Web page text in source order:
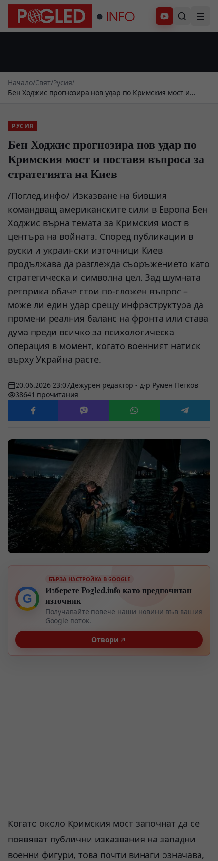
Абонирай се
Начало/Свят/Русия/
Бен Ходжис прогнозира нов удар по Кримския мост и
РУСИЯ
Бен Ходжис прогнозира нов удар по
Кримския мост и поставя въпроса за
стратегията на Киев
/Поглед.инфо/ Изказване на бившия
командващ американските сили в Европа Бен
Ходжис върна темата за Кримския мост в
центъра на войната. Според публикации в
руски и украински източници Киев
продължава да разглежда съоръжението като
стратегическа и символна цел. Зад шумната
реторика обаче стои по-сложен въпрос –
може ли един удар срещу инфраструктура да
промени реалния баланс на фронта или става
дума преди всичко за психологическа
операция в момент, когато военният натиск
върху Украйна расте.
20.06.2026 23:07Дежурен редактор - д-р Румен Петков
38641 прочитания
G
БЪРЗА НАСТРОЙКА В GOOGLE
Изберете Pogled.info като предпочитан
източник
Получавайте повече наши новини във вашия
Google поток.
Отвори
Когато около Кримския мост започнат да се
появяват публични изказвания на западни
военни фигури, това почти винаги означава,